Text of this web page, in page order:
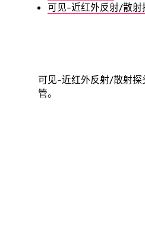
可见-近红外反射/散射
可见-近红外反射/散射探
管。